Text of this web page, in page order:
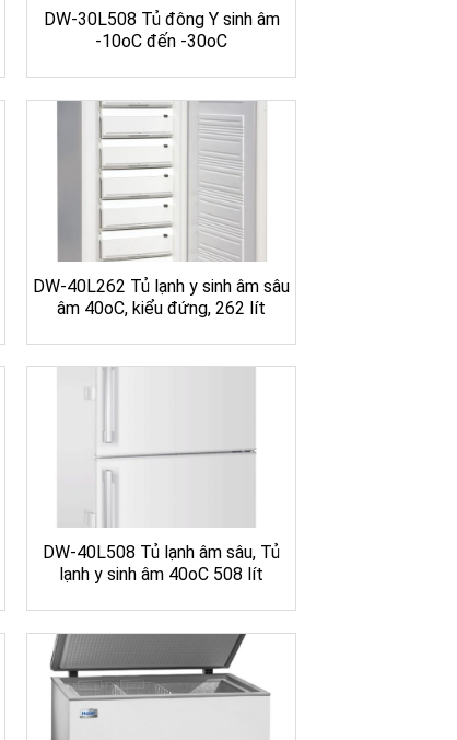
DW-30L508 Tủ đông Y sinh âm
-10oC đến -30oC
DW-40L262 Tủ lạnh y sinh âm sâu
âm 40oC, kiểu đứng, 262 lít
DW-40L508 Tủ lạnh âm sâu, Tủ
lạnh y sinh âm 40oC 508 lít